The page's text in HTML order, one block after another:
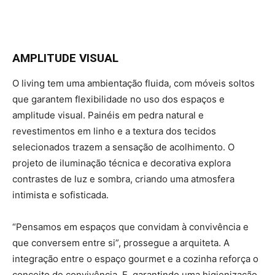
AMPLITUDE VISUAL
O living tem uma ambientação fluida, com móveis soltos
que garantem flexibilidade no uso dos espaços e
amplitude visual. Painéis em pedra natural e
revestimentos em linho e a textura dos tecidos
selecionados trazem a sensação de acolhimento. O
projeto de iluminação técnica e decorativa explora
contrastes de luz e sombra, criando uma atmosfera
intimista e sofisticada.
“Pensamos em espaços que convidam à convivência e
que conversem entre si”, prossegue a arquiteta. A
integração entre o espaço gourmet e a cozinha reforça o